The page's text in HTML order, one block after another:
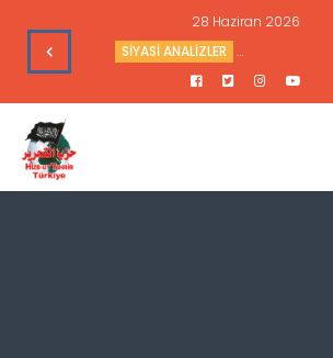
28 Haziran 2026
Toplantısı - 9 Haziran 2026
SİYASİ ANALİZLER Sudan’daki